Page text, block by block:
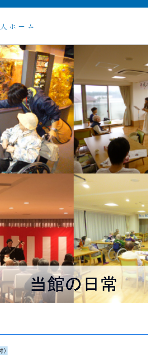
ホーム
当館の日常